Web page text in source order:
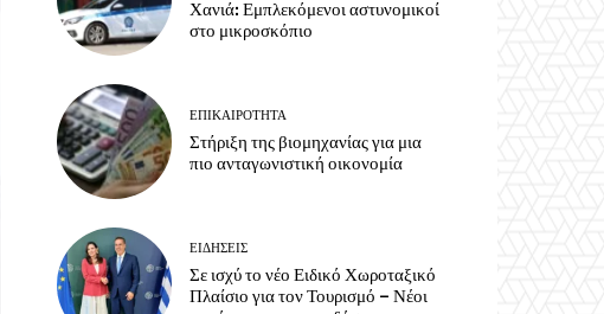
Χανιά: Εμπλεκόμενοι αστυνομικοί
στο μικροσκόπιο
ΕΠΙΚΑΙΡΟΤΗΤΑ
Στήριξη της βιομηχανίας για μια
πιο ανταγωνιστική οικονομία
ΕΙΔΗΣΕΙΣ
Σε ισχύ το νέο Ειδικό Χωροταξικό
Πλαίσιο για τον Τουρισμό – Νέοι